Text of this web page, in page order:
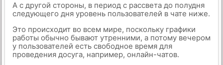
А с другой стороны, в период с рассвета до полудня
следующего дня уровень пользователей в чате ниже.
Это происходит во всем мире, поскольку графики
работы обычно бывают утренними, а потому вечером
у пользователей есть свободное время для
проведения досуга, например, онлайн-чатов.